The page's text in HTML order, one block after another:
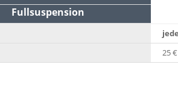
Fullsuspension
25 €